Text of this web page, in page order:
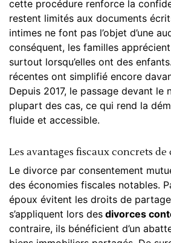
cette procédure renforce la
restent limités aux documents
intimes ne font pas l’objet d’une
conséquent, les familles
surtout lorsqu’elles ont des
récentes ont simplifié encore
Depuis 2017, le passage devant le
plupart des cas, ce qui rend la
fluide et accessible.
Les avantages fiscaux concrets
Le divorce par consentement
des économies fiscales notables.
époux évitent les droits de
s’appliquent lors des divorces
contraire, ils bénéficient d’un